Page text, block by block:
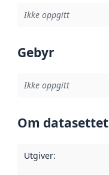
Ikke oppgitt
Gebyr
Ikke oppgitt
Om datasettet
Utgiver: